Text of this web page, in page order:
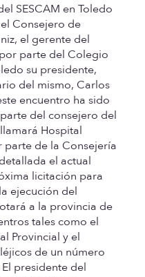
SESCAM en Toledo
Consejero de
el gerente del
parte del Colegio
su presidente,
del mismo, Carlos
encuentro ha sido
del consejero del
Hospital
parte de la Consejería
el actual
licitación para
ejecución del
a la provincia de
tales como el
Provincial y el
de un número
presidente del